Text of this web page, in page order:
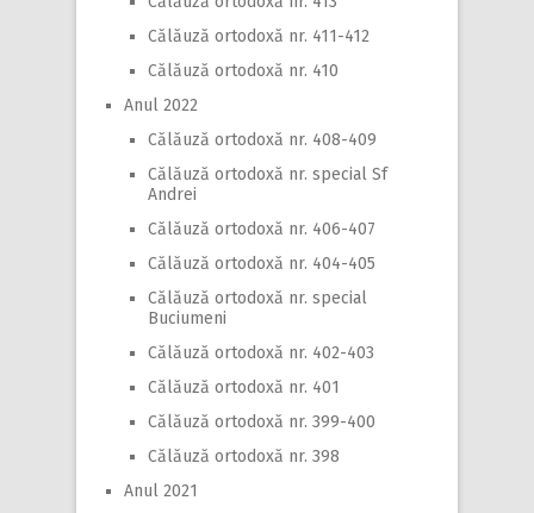
Călăuză ortodoxă nr. 411-412
Călăuză ortodoxă nr. 410
Anul 2022
Călăuză ortodoxă nr. 408-409
Călăuză ortodoxă nr. special Sf
Andrei
Călăuză ortodoxă nr. 406-407
Călăuză ortodoxă nr. 404-405
Călăuză ortodoxă nr. special
Buciumeni
Călăuză ortodoxă nr. 402-403
Călăuză ortodoxă nr. 401
Călăuză ortodoxă nr. 399-400
Călăuză ortodoxă nr. 398
Anul 2021